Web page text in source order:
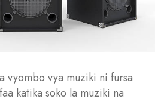
vyombo vya muziki ni fursa
katika soko la muziki na